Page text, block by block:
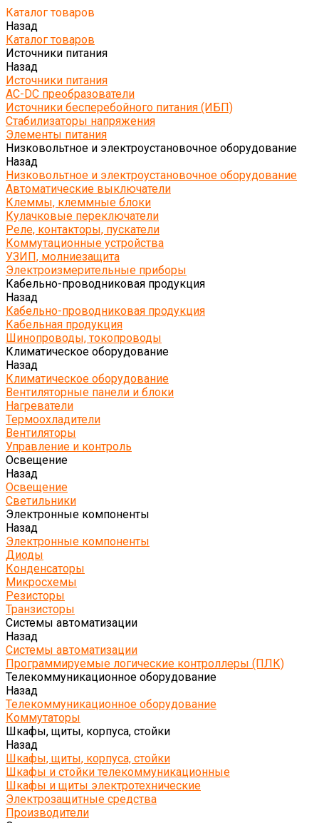
Каталог товаров
Назад
Каталог товаров
Источники питания
Назад
Источники питания
AC-DC преобразователи
Источники бесперебойного питания (ИБП)
Стабилизаторы напряжения
Элементы питания
Низковольтное и электроустановочное оборудование
Назад
Низковольтное и электроустановочное оборудование
Автоматические выключатели
Клеммы, клеммные блоки
Кулачковые переключатели
Реле, контакторы, пускатели
Коммутационные устройства
УЗИП, молниезащита
Электроизмерительные приборы
Кабельно-проводниковая продукция
Назад
Кабельно-проводниковая продукция
Кабельная продукция
Шинопроводы, токопроводы
Климатическое оборудование
Назад
Климатическое оборудование
Вентиляторные панели и блоки
Нагреватели
Термоохладители
Вентиляторы
Управление и контроль
Освещение
Назад
Освещение
Светильники
Электронные компоненты
Назад
Электронные компоненты
Диоды
Конденсаторы
Микросхемы
Резисторы
Транзисторы
Системы автоматизации
Назад
Системы автоматизации
Программируемые логические контроллеры (ПЛК)
Телекоммуникационное оборудование
Назад
Телекоммуникационное оборудование
Коммутаторы
Шкафы, щиты, корпуса, стойки
Назад
Шкафы, щиты, корпуса, стойки
Шкафы и стойки телекоммуникационные
Шкафы и щиты электротехнические
Электрозащитные средства
Производители